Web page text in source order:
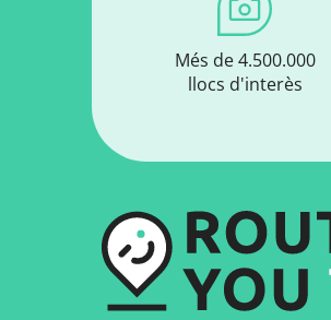
Més de 4.500.000
llocs d'interès